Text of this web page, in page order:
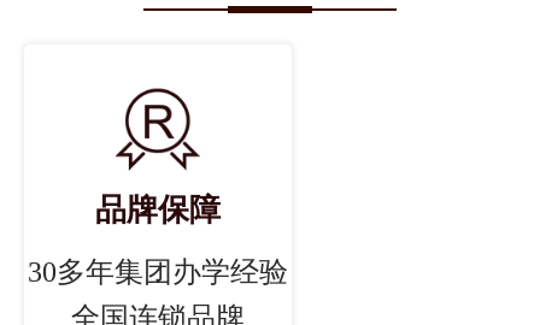
品牌保障
30多年集团办学经验
全国连锁品牌